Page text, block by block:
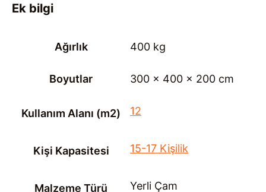
Ek bilgi
Ağırlık 400 kg
Boyutlar 300 × 400 × 200 cm
Kullanım Alanı (m2) 12
Kişi Kapasitesi 15-17 Kişilik
Malzeme Türü Yerli Çam